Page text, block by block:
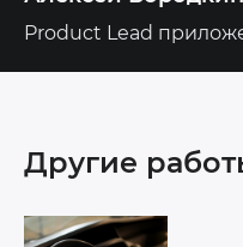
Product Lead
Другие